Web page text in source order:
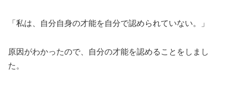
「私は、自分自身の才能を自分で認められていない。」
原因がわかったので、自分の才能を認めることをしまし
た。